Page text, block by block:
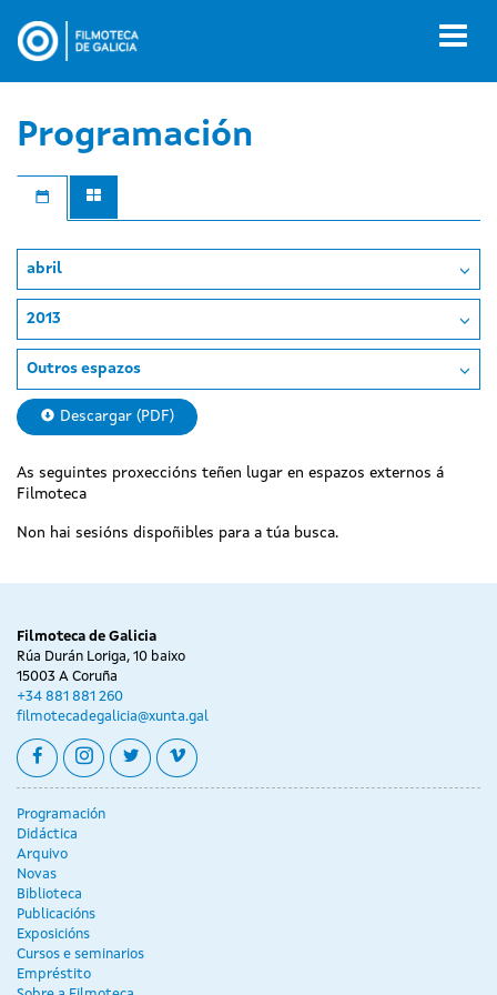
contido
Programación
abril
2013
Outros espazos
Descargar (PDF)
As seguintes proxeccións teñen lugar en espazos externos á
Filmoteca
Non hai sesións dispoñibles para a túa busca.
Filmoteca de Galicia
Rúa Durán Loriga, 10 baixo
15003 A Coruña
+34 881 881 260
filmotecadegalicia@xunta.gal
facebookinstagram
twittervimeo
Programación
Didáctica
Arquivo
Novas
Biblioteca
Publicacións
Exposicións
Cursos e seminarios
Empréstito